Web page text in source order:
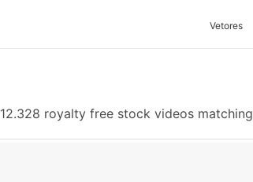
Vetores
12.328 royalty free stock videos matching